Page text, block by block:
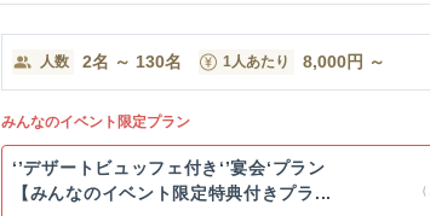
人数 2名 ～ 130名 1人あたり 8,000円 ～
みんなのイベント限定プラン
‘’デザートビュッフェ付き‘’宴会‘プラン
【みんなのイベント限定特典付きプラ...